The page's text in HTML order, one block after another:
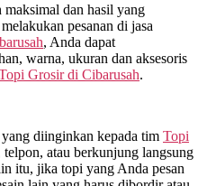
dan hasil yang
pesanan di jasa
, Anda dapat
warna, ukuran dan aksesoris
Grosir di Cibarusah.
diinginkan kepada tim Topi
atau berkunjung langsung
itu, jika topi yang Anda pesan